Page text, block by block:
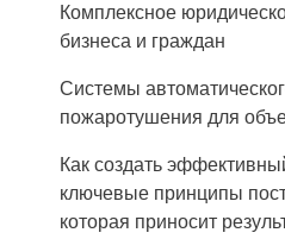
Комплексное
бизнеса и граждан
Системы
пожаротушения для
Как создать
ключевые принципы
которая приносит